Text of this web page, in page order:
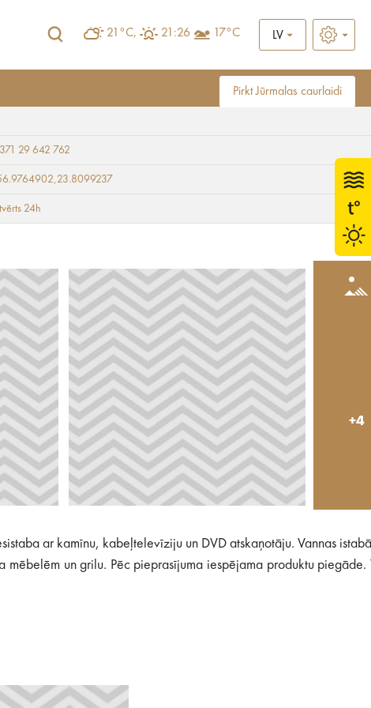
21°C, 21:26 17°C LV
Pirkt Jūrmalas caurlaidi
29 642 762
24h
+4
ar kamīnu, kabeļtelevīziju un DVD atskaņotāju. Vannas
un grilu. Pēc pieprasījuma iespējama produktu piegāde.